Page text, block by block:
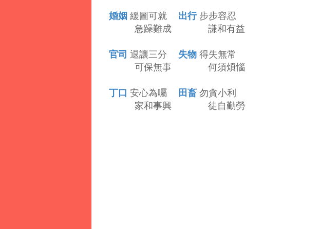
婚姻 緩圖可就 出行步步容忍
急躁難成 謙和有益
官司 退讓三分 失物 得失無常
可保無事 何須煩惱
丁口 安心為囑 田畜 勿貪小利
家和事興 徒自勤勞